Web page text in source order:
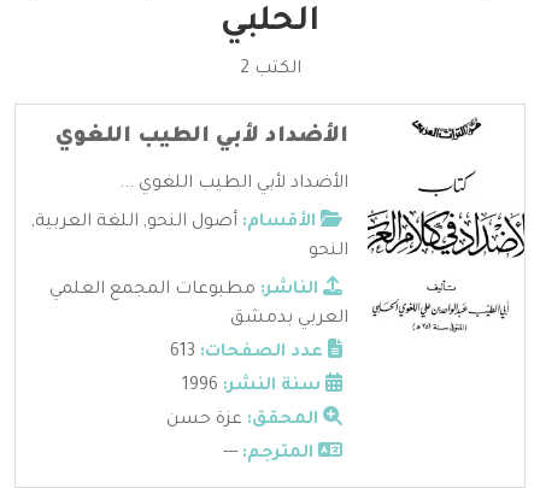
الحلبي
الكتب 2
الأضداد لأبي الطيب اللغوي
الأضداد لأبي الطيب اللغوي ...
الأقسام: أصول النحو, اللغة العربية,
النحو
الناشر: مطبوعات المجمع العلمي
العربي بدمشق
عدد الصفحات:
سنة النشر:
المحقق: عزة حسن
المترجم: ---